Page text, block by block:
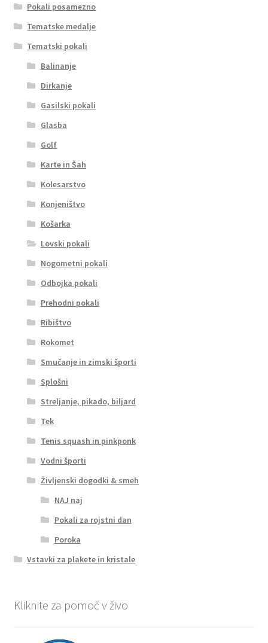
Pokali posamezno
Tematske medalje
Tematski pokali
Balinanje
Dirkanje
Gasilski pokali
Glasba
Golf
Karte in Šah
Kolesarstvo
Konjeništvo
Košarka
Lovski pokali
Nogometni pokali
Odbojka pokali
Prehodni pokali
Ribištvo
Rokomet
Smučanje in zimski športi
Splošni
Streljanje, pikado, biljard
Tek
Tenis squash in pinkponk
Vodni športi
Življenski dogodki & smeh
NAJ naj
Pokali za rojstni dan
Poroka
Vstavki za plakete in kristale
Kliknite za pomoč v živo